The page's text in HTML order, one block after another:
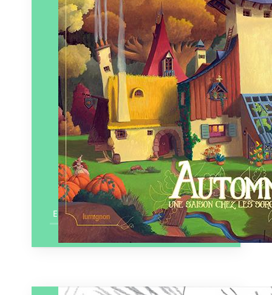
Éditeur :Lumignon
Paru le24/06/2017
En savoir plus